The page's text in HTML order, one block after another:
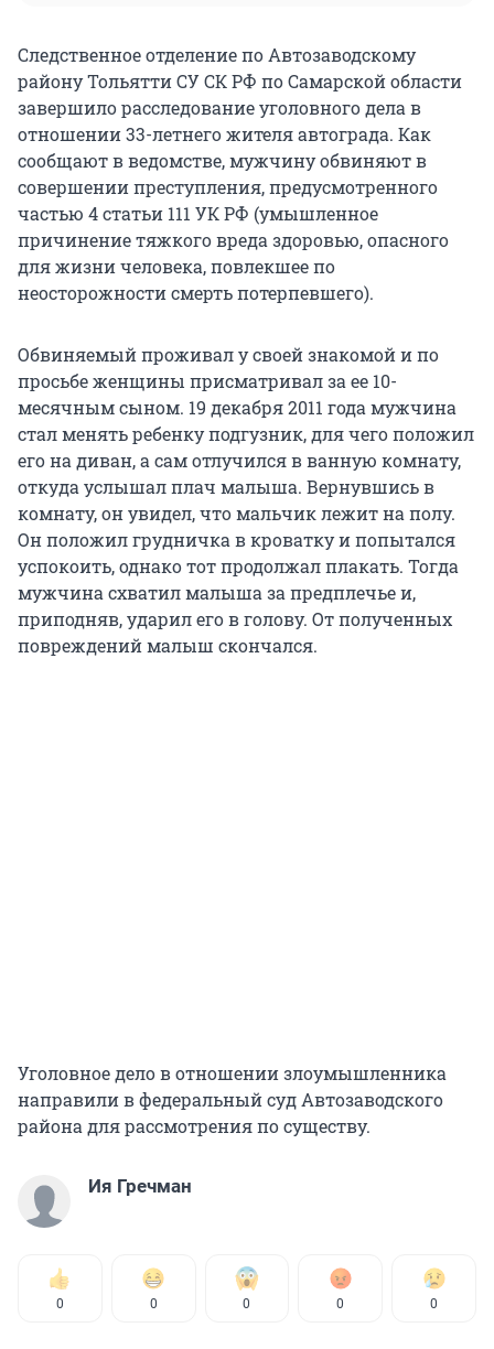
Следственное отделение по Автозаводскому
району Тольятти СУ СК РФ по Самарской области
завершило расследование уголовного дела в
отношении 33-летнего жителя автограда. Как
сообщают в ведомстве, мужчину обвиняют в
совершении преступления, предусмотренного
частью 4 статьи 111 УК РФ (умышленное
причинение тяжкого вреда здоровью, опасного
для жизни человека, повлекшее по
неосторожности смерть потерпевшего).
Обвиняемый проживал у своей знакомой и по
просьбе женщины присматривал за ее 10-
месячным сыном. 19 декабря 2011 года мужчина
стал менять ребенку подгузник, для чего положил
его на диван, а сам отлучился в ванную комнату,
откуда услышал плач малыша. Вернувшись в
комнату, он увидел, что мальчик лежит на полу.
Он положил грудничка в кроватку и попытался
успокоить, однако тот продолжал плакать. Тогда
мужчина схватил малыша за предплечье и,
приподняв, ударил его в голову. От полученных
повреждений малыш скончался.
Уголовное дело в отношении злоумышленника
направили в федеральный суд Автозаводского
района для рассмотрения по существу.
Ия Гречман
0 0 0 0 0